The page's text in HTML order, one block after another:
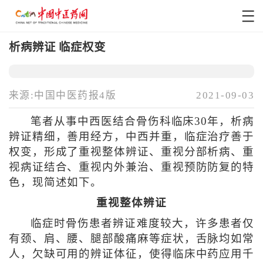
析病辨证 临症权变
来源:中国中医药报4版 2021-09-03
笔者从事中西医结合骨伤科临床30年，析病
辨证精细，善用经方，中西并重，临症治疗善于
权变，形成了重视整体辨证、重视分部析病、重
视病证结合、重视内外兼治、重视预防防复的特
色，现简述如下。
重视整体辨证
临症时骨伤患者辨证难度较大，许多患者仅
有颈、肩、腰、腿部酸痛麻等症状，舌脉均如常
人，欠缺可用的辨证体征，使得临床中药应用千